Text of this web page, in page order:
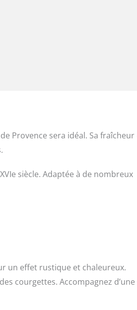
Provence sera idéal. Sa fraîcheur
siècle. Adaptée à de nombreux
un effet rustique et chaleureux.
courgettes. Accompagnez d’une